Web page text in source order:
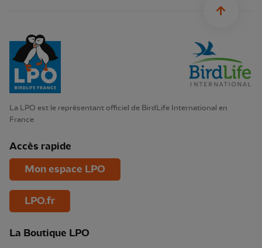
La LPO est le représentant officiel de BirdLife International en
France
Accès rapide
Mon espace LPO
LPO.fr
La Boutique LPO